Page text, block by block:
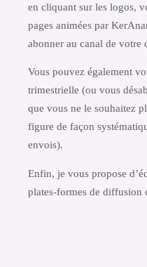
en cliquant sur les logos,
pages animées par
abonner au canal de votre
Vous pouvez également
trimestrielle (ou vous
que vous ne le souhaitez
figure de façon
envois).
Enfin, je vous propose
plates-formes de diffusion